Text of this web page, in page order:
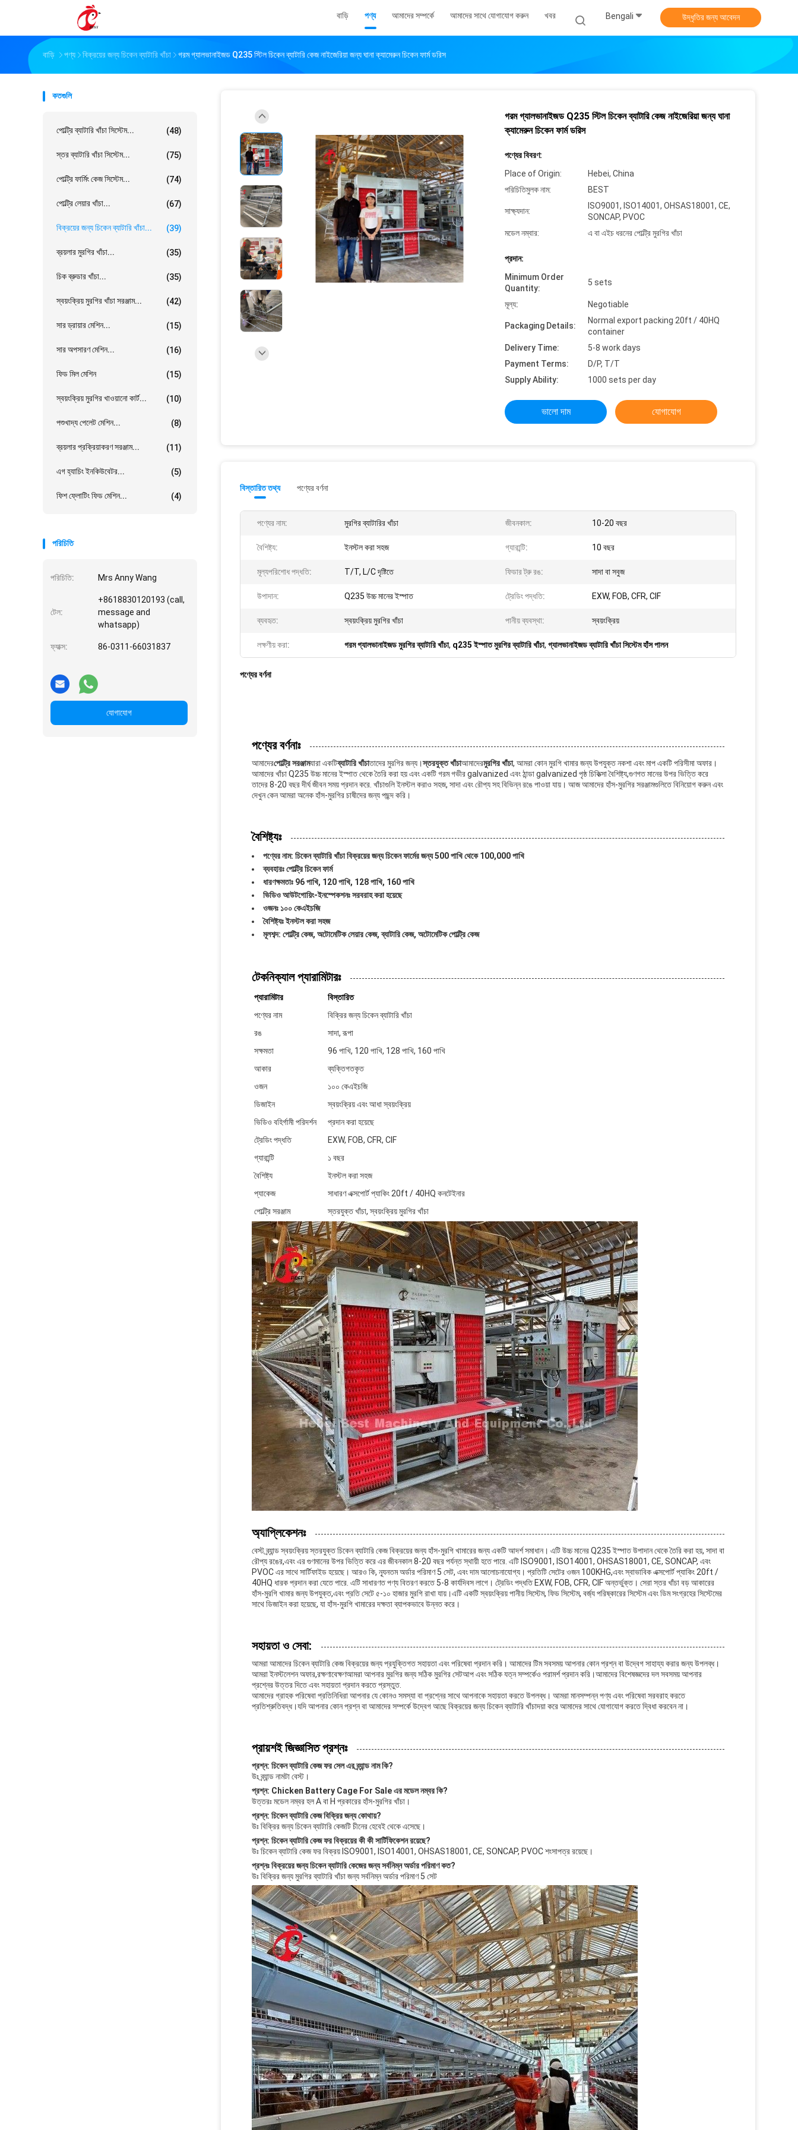
বাড়ি পণ্য আমাদের সম্পর্কে আমাদের সাথে যোগাযোগ করুন খবর Bengali উদ্ধৃতির জন্য আবেদন
বাড়ি পণ্য বিক্রয়ের জন্য চিকেন ব্যাটারি খাঁচা গরম গ্যালভানাইজড Q235 স্টিল চিকেন ব্যাটারি কেজ নাইজেরিয়া জন্য ঘানা ক্যামেরুন চিকেন ফার্ম ডরিস
কতগুলি
পোল্ট্রি ব্যাটারি খাঁচা সিস্টেম... (48)
স্তর ব্যাটারি খাঁচা সিস্টেম... (75)
পোল্ট্রি ফার্মিং কেজ সিস্টেম... (74)
পোল্ট্রি লেয়ার খাঁচা... (67)
বিক্রয়ের জন্য চিকেন ব্যাটারি খাঁচা... (39)
ব্রয়লার মুরগির খাঁচা... (35)
চিক ব্রুডার খাঁচা... (35)
স্বয়ংক্রিয় মুরগির খাঁচা সরঞ্জাম... (42)
সার ড্রায়ার মেশিন... (15)
সার অপসারণ মেশিন... (16)
ফিড মিল মেশিন (15)
স্বয়ংক্রিয় মুরগির খাওয়ানো কার্ট... (10)
পশুখাদ্য পেলেট মেশিন... (8)
ব্রয়লার প্রক্রিয়াকরণ সরঞ্জাম... (11)
এগ হ্যাচিং ইনকিউবেটর... (5)
ফিশ ফ্লোটিং ফিড মেশিন... (4)
পরিচিতি
পরিচিতি: Mrs Anny Wang
টেল:
+8618830120193 (call,
message and
whatsapp)
ফ্যাক্স: 86-0311-66031837
যোগাযোগ
গরম গ্যালভানাইজড Q235 স্টিল চিকেন ব্যাটারি কেজ নাইজেরিয়া জন্য ঘানা
ক্যামেরুন চিকেন ফার্ম ডরিস
পণ্যের বিবরণ:
Place of Origin:
Hebei, China
পরিচিতিমুলক নাম:
BEST
সাক্ষ্যদান:
ISO9001, ISO14001, OHSAS18001, CE,
SONCAP, PVOC
মডেল নম্বার:
এ বা এইচ ধরনের পোল্ট্রি মুরগির খাঁচা
প্রদান:
Minimum Order
Quantity:
5 sets
মূল্য: Negotiable
Packaging Details:
Normal export packing 20ft / 40HQ
container
Delivery Time:
5-8 work days
Payment Terms:
D/P, T/T
Supply Ability:
1000 sets per day
ভালো দাম যোগাযোগ
বিস্তারিত তথ্য পণ্যের বর্ণনা
পণ্যের নাম: মুরগির ব্যাটারির খাঁচা জীবনকাল: 10-20 বছর
বৈশিষ্ট্য: ইনস্টল করা সহজ গ্যারান্টি: 10 বছর
মূল্যপরিশোধ পদ্ধতি: T/T, L/C দৃষ্টিতে ফিডার ট্রু রঙ: সাদা বা সবুজ
উপাদান: Q235 উচ্চ মানের ইস্পাত ট্রেডিং পদ্ধতি: EXW, FOB, CFR, CIF
ব্যবহৃত: স্বয়ংক্রিয় মুরগির খাঁচা পানীয় ব্যবস্থা: স্বয়ংক্রিয়
লক্ষণীয় করা: গরম গ্যালভানাইজড মুরগির ব্যাটারি খাঁচা, q235 ইস্পাত মুরগির ব্যাটারি খাঁচা, গ্যালভানাইজড ব্যাটারি খাঁচা সিস্টেম হাঁস পালন
পণ্যের বর্ণনা
পণ্যের বর্ণনাঃ
আমাদেরপোল্ট্রি সরঞ্জামযারা একটিব্যাটারি খাঁচাতাদের মুরগির জন্য।স্তরযুক্ত খাঁচাআমাদেরমুরগির খাঁচা, আমরা কোন মুরগি খামার জন্য উপযুক্ত নকশা এবং মাপ একটি পরিসীমা অফার।
আমাদের খাঁচা Q235 উচ্চ মানের ইস্পাত থেকে তৈরি করা হয় এবং একটি গরম গভীর galvanized এবং ঠান্ডা galvanized পৃষ্ঠ চিকিত্সা বৈশিষ্ট্য,গুণগত মানের উপর ভিত্তি করে
তাদের 8-20 বছর দীর্ঘ জীবন সময় প্রদান করে. খাঁচাগুলি ইনস্টল করাও সহজ, সাদা এবং রৌপ্য সহ বিভিন্ন রঙে পাওয়া যায়। আজ আমাদের হাঁস-মুরগির সরঞ্জামগুলিতে বিনিয়োগ করুন এবং
দেখুন কেন আমরা অনেক হাঁস-মুরগির চাষীদের জন্য পছন্দ করি।
বৈশিষ্ট্যঃ
পণ্যের নাম: চিকেন ব্যাটারি খাঁচা বিক্রয়ের জন্য চিকেন ফার্মের জন্য 500 পাখি থেকে 100,000 পাখি
ব্যবহারঃ পোল্ট্রি চিকেন ফার্ম
ধারণক্ষমতাঃ 96 পাখি, 120 পাখি, 128 পাখি, 160 পাখি
ভিডিও আউটগোয়িং-ইনস্পেকশনঃ সরবরাহ করা হয়েছে
ওজনঃ ১০০ কেএইচজি
বৈশিষ্ট্যঃ ইনস্টল করা সহজ
মূলশব্দ: পোল্ট্রি কেজ, অটোমেটিক লেয়ার কেজ, ব্যাটারি কেজ, অটোমেটিক পোল্ট্রি কেজ
টেকনিক্যাল প্যারামিটারঃ
প্যারামিটার
বিস্তারিত
পণ্যের নাম
বিক্রির জন্য চিকেন ব্যাটারি খাঁচা
রঙ
সাদা, রূপা
সক্ষমতা
96 পাখি, 120 পাখি, 128 পাখি, 160 পাখি
আকার
ব্যক্তিগতকৃত
ওজন
১০০ কেএইচজি
ডিজাইন
স্বয়ংক্রিয় এবং আধা স্বয়ংক্রিয়
ভিডিও বহির্গামী পরিদর্শন
প্রদান করা হয়েছে
ট্রেডিং পদ্ধতি
EXW, FOB, CFR, CIF
গ্যারান্টি
১ বছর
বৈশিষ্ট্য
ইনস্টল করা সহজ
প্যাকেজ
সাধারণ এক্সপোর্ট প্যাকিং 20ft / 40HQ কনটেইনার
পোল্ট্রি সরঞ্জাম
স্তরযুক্ত খাঁচা, স্বয়ংক্রিয় মুরগির খাঁচা
অ্যাপ্লিকেশনঃ
বেস্ট ব্র্যান্ড স্বয়ংক্রিয় স্তরযুক্ত চিকেন ব্যাটারি কেজ বিক্রয়ের জন্য হাঁস-মুরগি খামারের জন্য একটি আদর্শ সমাধান। এটি উচ্চ মানের Q235 ইস্পাত উপাদান থেকে তৈরি করা হয়, সাদা বা
রৌপ্য রঙের,এবং এর গুণমানের উপর ভিত্তি করে এর জীবনকাল 8-20 বছর পর্যন্ত স্থায়ী হতে পারে. এটি ISO9001, ISO14001, OHSAS18001, CE, SONCAP, এবং
PVOC এর সাথে সার্টিফাইড হয়েছে। আরও কি, ন্যূনতম অর্ডার পরিমাণ 5 সেট, এবং দাম আলোচনাযোগ্য। প্রতিটি সেটের ওজন 100KHG,এবং স্বাভাবিক এক্সপোর্ট প্যাকিং 20ft /
40HQ ধারক প্রদান করা যেতে পারে. এটি সাধারণত পণ্য বিতরণ করতে 5-8 কার্যদিবস লাগে। ট্রেডিং পদ্ধতি EXW, FOB, CFR, CIF অন্তর্ভুক্ত। সেরা স্তর খাঁচা বড় আকারের
হাঁস-মুরগি খামার জন্য উপযুক্ত,এবং প্রতি সেটে ৫-১০ হাজার মুরগি রাখা যায়।এটি একটি স্বয়ংক্রিয় পানীয় সিস্টেম, ফিড সিস্টেম, বর্জ্য পরিষ্কারের সিস্টেম এবং ডিম সংগ্রহের সিস্টেমের
সাথে ডিজাইন করা হয়েছে, যা হাঁস-মুরগি খামারের দক্ষতা ব্যাপকভাবে উন্নত করে।
সহায়তা ও সেবা:
আমরা আমাদের চিকেন ব্যাটারি কেজ বিক্রয়ের জন্য প্রযুক্তিগত সহায়তা এবং পরিষেবা প্রদান করি। আমাদের টিম সবসময় আপনার কোন প্রশ্ন বা উদ্বেগ সাহায্য করার জন্য উপলব্ধ।
আমরা ইনস্টলেশন অফার,রক্ষণাবেক্ষণআমরা আপনার মুরগির জন্য সঠিক মুরগির সেটআপ এবং সঠিক যত্ন সম্পর্কেও পরামর্শ প্রদান করি।আমাদের বিশেষজ্ঞদের দল সবসময় আপনার
প্রশ্নের উত্তর দিতে এবং সহায়তা প্রদান করতে প্রস্তুত.
আমাদের গ্রাহক পরিষেবা প্রতিনিধিরা আপনার যে কোনও সমস্যা বা প্রশ্নের সাথে আপনাকে সহায়তা করতে উপলব্ধ। আমরা মানসম্পন্ন পণ্য এবং পরিষেবা সরবরাহ করতে
প্রতিশ্রুতিবদ্ধ।যদি আপনার কোন প্রশ্ন বা আমাদের সম্পর্কে উদ্বেগ আছে বিক্রয়ের জন্য চিকেন ব্যাটারি খাঁচাদয়া করে আমাদের সাথে যোগাযোগ করতে দ্বিধা করবেন না।
প্রায়শই জিজ্ঞাসিত প্রশ্নঃ
প্রশ্ন: চিকেন ব্যাটারি কেজ ফর সেল এর ব্র্যান্ড নাম কি?
উঃ ব্র্যান্ড নামটা বেস্ট।
প্রশ্ন: Chicken Battery Cage For Sale এর মডেল নম্বর কি?
উত্তরঃ মডেল নম্বর হল A বা H প্রকারের হাঁস-মুরগির খাঁচা।
প্রশ্ন: চিকেন ব্যাটারি কেজ বিক্রির জন্য কোথায়?
উঃ বিক্রির জন্য চিকেন ব্যাটারি কেজটি চীনের হেবেই থেকে এসেছে।
প্রশ্ন: চিকেন ব্যাটারি কেজ ফর বিক্রয়ের কী কী সার্টিফিকেশন রয়েছে?
উঃ চিকেন ব্যাটারি কেজ ফর বিক্রয় ISO9001, ISO14001, OHSAS18001, CE, SONCAP, PVOC শংসাপত্র রয়েছে।
প্রশ্নঃ বিক্রয়ের জন্য চিকেন ব্যাটারি কেজের জন্য সর্বনিম্ন অর্ডার পরিমাণ কত?
উঃ বিক্রির জন্য মুরগির ব্যাটারি খাঁচা জন্য সর্বনিম্ন অর্ডার পরিমাণ 5 সেট